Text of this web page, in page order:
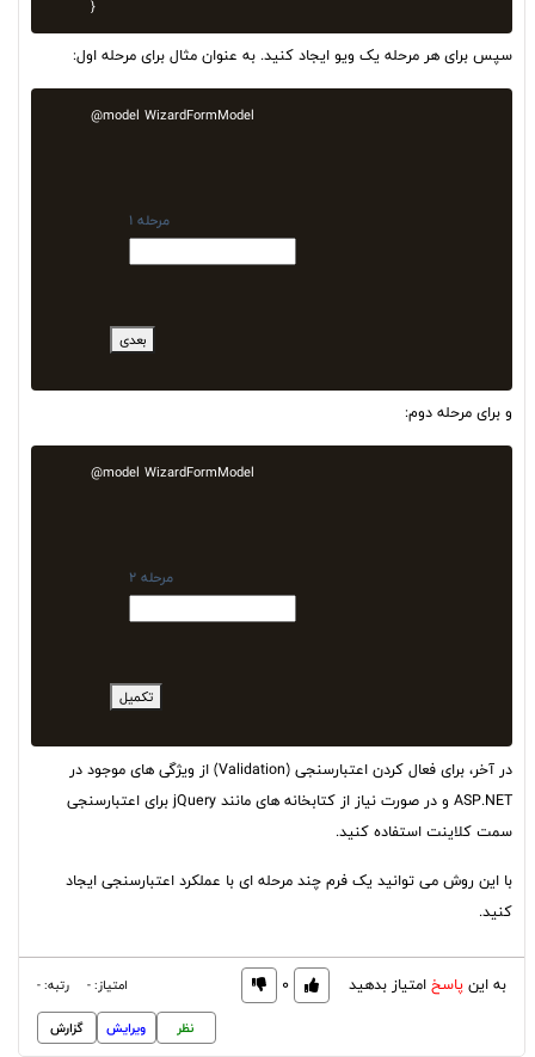
سپس برای هر مرحله یک ویو ایجاد کنید. به عنوان مثال برای مرحله اول:
@model WizardFormModel
مرحله 1
بعدی
و برای مرحله دوم:
@model WizardFormModel
مرحله 2
تکمیل
در آخر، برای فعال کردن اعتبارسنجی (Validation) از ویژگی های موجود در
ASP.NET و در صورت نیاز از کتابخانه های مانند jQuery برای اعتبارسنجی
سمت کلاینت استفاده کنید.
با این روش می توانید یک فرم چند مرحله ای با عملکرد اعتبارسنجی ایجاد
کنید.
به اینپاسخامتیاز بدهید 0 امتیاز: -
رتبه: -
نظر
ویرایش گزارش